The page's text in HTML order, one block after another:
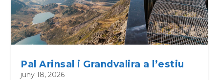
Pal Arinsal i Grandvalira a l’estiu
juny 18, 2026